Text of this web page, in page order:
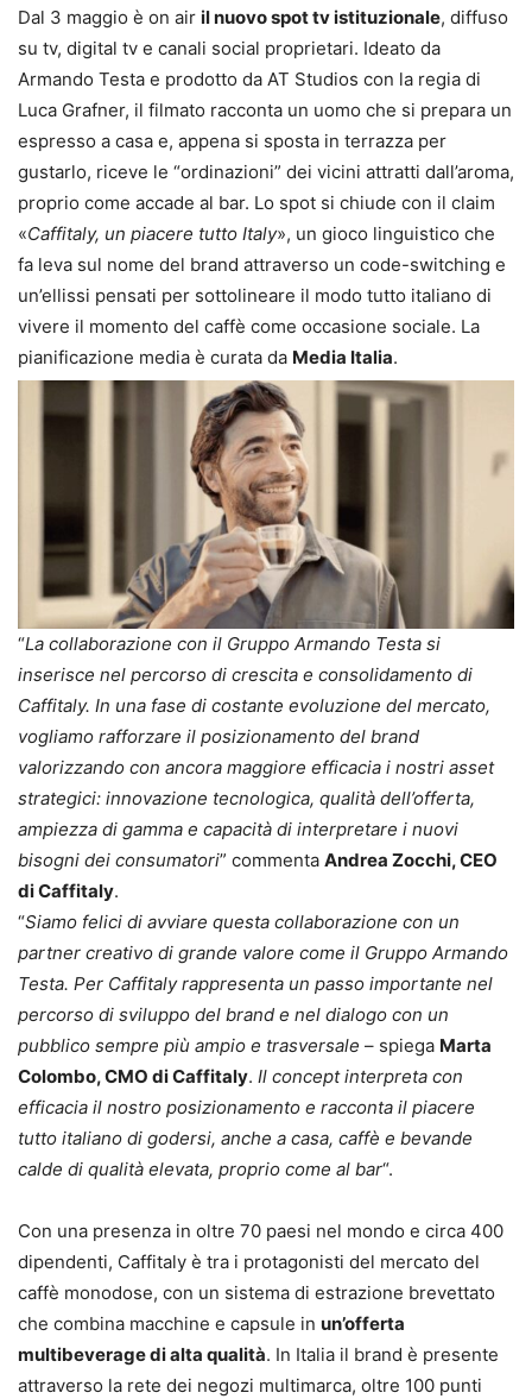
Dal 3 maggio è on air il nuovo spot tv istituzionale, diffuso
su tv, digital tv e canali social proprietari. Ideato da
Armando Testa e prodotto da AT Studios con la regia di
Luca Grafner, il filmato racconta un uomo che si prepara un
espresso a casa e, appena si sposta in terrazza per
gustarlo, riceve le “ordinazioni” dei vicini attratti dall’aroma,
proprio come accade al bar. Lo spot si chiude con il claim
«Caffitaly, un piacere tutto Italy», un gioco linguistico che
fa leva sul nome del brand attraverso un code-switching e
un’ellissi pensati per sottolineare il modo tutto italiano di
vivere il momento del caffè come occasione sociale. La
pianificazione media è curata da Media Italia.
“La collaborazione con il Gruppo Armando Testa si
inserisce nel percorso di crescita e consolidamento di
Caffitaly. In una fase di costante evoluzione del mercato,
vogliamo rafforzare il posizionamento del brand
valorizzando con ancora maggiore efficacia i nostri asset
strategici: innovazione tecnologica, qualità dell’offerta,
ampiezza di gamma e capacità di interpretare i nuovi
bisogni dei consumatori” commenta Andrea Zocchi, CEO
di Caffitaly.
“Siamo felici di avviare questa collaborazione con un
partner creativo di grande valore come il Gruppo Armando
Testa. Per Caffitaly rappresenta un passo importante nel
percorso di sviluppo del brand e nel dialogo con un
pubblico sempre più ampio e trasversale – spiega Marta
Colombo, CMO di Caffitaly. Il concept interpreta con
efficacia il nostro posizionamento e racconta il piacere
tutto italiano di godersi, anche a casa, caffè e bevande
calde di qualità elevata, proprio come al bar“.
Con una presenza in oltre 70 paesi nel mondo e circa 400
dipendenti, Caffitaly è tra i protagonisti del mercato del
caffè monodose, con un sistema di estrazione brevettato
che combina macchine e capsule in un’offerta
multibeverage di alta qualità. In Italia il brand è presente
attraverso la rete dei negozi multimarca, oltre 100 punti